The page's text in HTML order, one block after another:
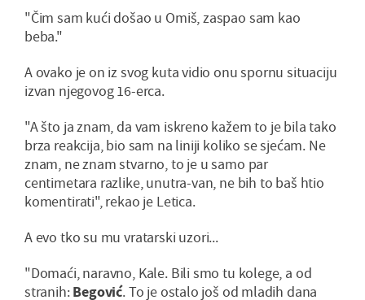
"Čim sam kući došao u Omiš, zaspao sam kao
beba."
A ovako je on iz svog kuta vidio onu spornu situaciju
izvan njegovog 16-erca.
"A što ja znam, da vam iskreno kažem to je bila tako
brza reakcija, bio sam na liniji koliko se sjećam. Ne
znam, ne znam stvarno, to je u samo par
centimetara razlike, unutra-van, ne bih to baš htio
komentirati", rekao je Letica.
A evo tko su mu vratarski uzori...
"Domaći, naravno, Kale. Bili smo tu kolege, a od
stranih:Begović. To je ostalo još od mladih dana